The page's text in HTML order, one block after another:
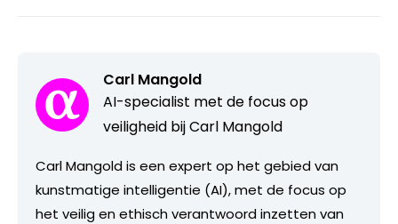
Carl Mangold
AI-specialist met de focus op
veiligheid bij Carl Mangold
Carl Mangold is een expert op het gebied van
kunstmatige intelligentie (AI), met de focus op
het veilig en ethisch verantwoord inzetten van